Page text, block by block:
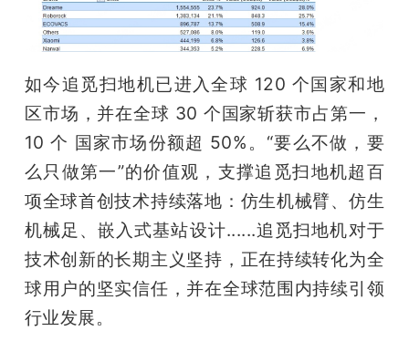
动
心
GAIR
专
题
如今追觅扫地机已进入全球 120 个国家和地
区市场，并在全球 30 个国家斩获市占第一，
10 个 国家市场份额超 50%。“要么不做，要
么只做第一”的价值观，支撑追觅扫地机超百
项全球首创技术持续落地：仿生机械臂、仿生
机械足、嵌入式基站设计......追觅扫地机对于
技术创新的长期主义坚持，正在持续转化为全
球用户的坚实信任，并在全球范围内持续引领
行业发展。